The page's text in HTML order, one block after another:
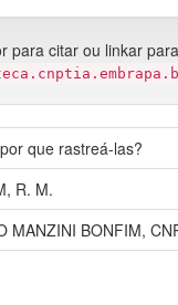
para citar ou linkar
que rastreá-las?
R. M.
MANZINI BONFIM,